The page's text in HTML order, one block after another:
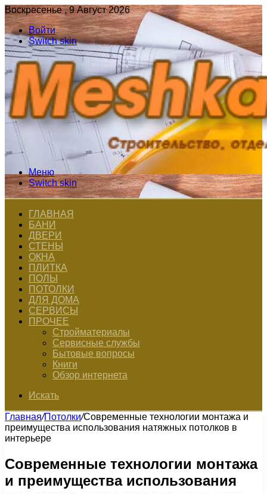
Воскресенье , 9 Август 2026
Войти
Switch skin
Меню
Switch skin
ГЛАВНАЯ
БАНИ
ДВЕРИ
СТЕНЫ
ОКНА
ПЛИТКА
ПОЛЫ
ПОТОЛКИ
ДЛЯ ДОМА
СЕРВИСЫ
ПРОЧЕЕ
Стройматериалы
Сервисные службы
Бытовые вопросы
Книги
Обзор интернета
Искать
Главная/Потолки/Современные технологии монтажа и
преимущества использования натяжных потолков в
интерьере
Современные технологии монтажа
и преимущества использования